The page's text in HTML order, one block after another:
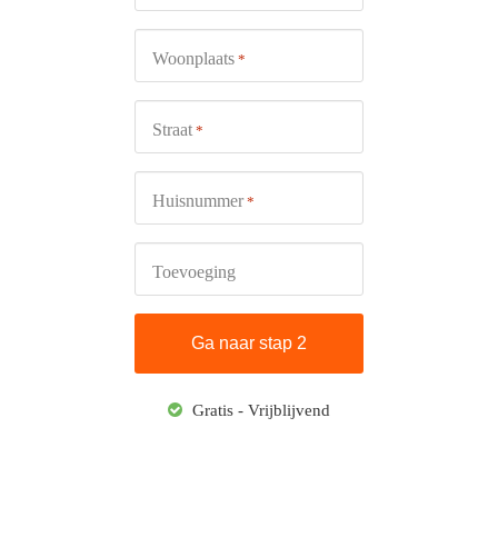
Woonplaats *
Straat *
Huisnummer *
Toevoeging
Gratis - Vrijblijvend